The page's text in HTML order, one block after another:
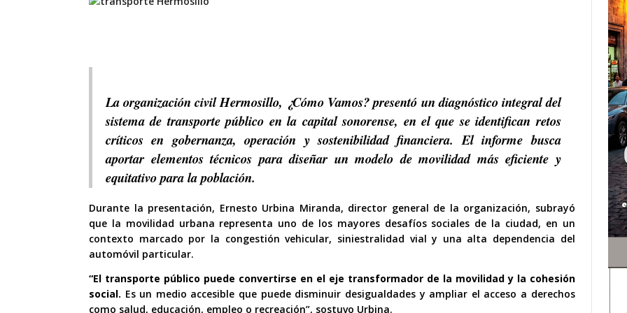
La organización civil Hermosillo, ¿Cómo Vamos? presentó un diagnóstico integral del
sistema de transporte público en la capital sonorense, en el que se identifican retos
críticos en gobernanza, operación y sostenibilidad financiera. El informe busca
aportar elementos técnicos para diseñar un modelo de movilidad más eficiente y
equitativo para la población.
Durante la presentación, Ernesto Urbina Miranda, director general de la organización, subrayó
que la movilidad urbana representa uno de los mayores desafíos sociales de la ciudad, en un
contexto marcado por la congestión vehicular, siniestralidad vial y una alta dependencia del
automóvil particular.
“El transporte público puede convertirse en el eje transformador de la movilidad y la cohesión
social. Es un medio accesible que puede disminuir desigualdades y ampliar el acceso a derechos
como salud, educación, empleo o recreación”, sostuvo Urbina.